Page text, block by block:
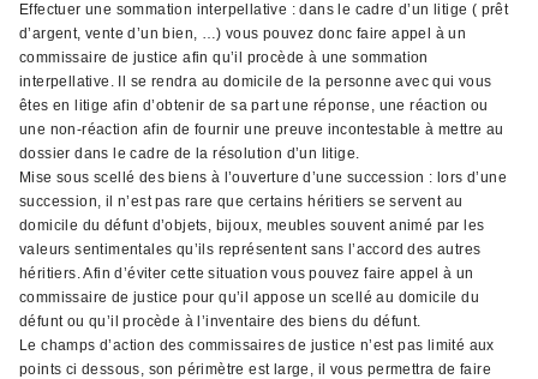
Effectuer une sommation interpellative : dans le cadre d’un litige ( prêt
d’argent, vente d’un bien, …) vous pouvez donc faire appel à un
commissaire de justice afin qu’il procède à une sommation
interpellative. Il se rendra au domicile de la personne avec qui vous
êtes en litige afin d’obtenir de sa part une réponse, une réaction ou
une non-réaction afin de fournir une preuve incontestable à mettre au
dossier dans le cadre de la résolution d’un litige.
Mise sous scellé des biens à l’ouverture d’une succession : lors d’une
succession, il n’est pas rare que certains héritiers se servent au
domicile du défunt d’objets, bijoux, meubles souvent animé par les
valeurs sentimentales qu’ils représentent sans l’accord des autres
héritiers. Afin d’éviter cette situation vous pouvez faire appel à un
commissaire de justice pour qu’il appose un scellé au domicile du
défunt ou qu’il procède à l’inventaire des biens du défunt.
Le champs d’action des commissaires de justice n’est pas limité aux
points ci dessous, son périmètre est large, il vous permettra de faire